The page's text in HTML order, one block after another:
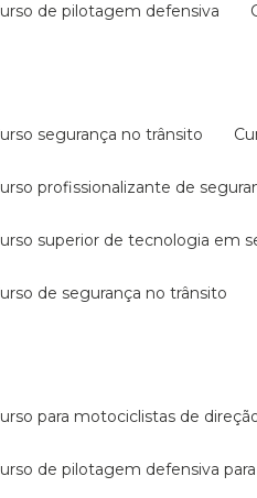
curso de pilotagem defensiva
curso segurança no trânsito
curso profissionalizante de
curso superior de tecnologia em
curso de segurança no trânsito
curso para motociclistas de
curso de pilotagem defensiva